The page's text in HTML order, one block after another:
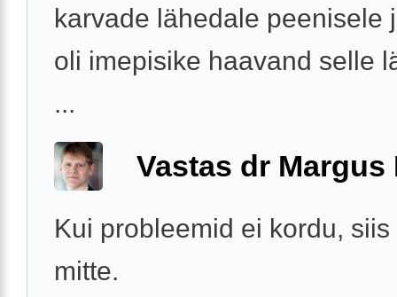
karvade lähedale peenisele
oli imepisike haavand selle
...
Vastas dr Margus
Kui probleemid ei kordu, siis
mitte.